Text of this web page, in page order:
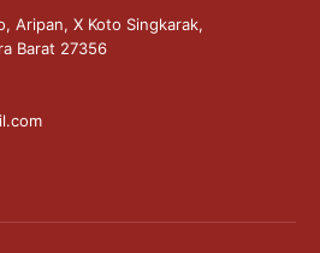
Aripan, X Koto Singkarak,
Barat 27356